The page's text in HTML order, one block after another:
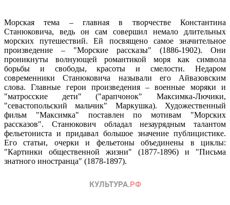
Морская тема – главная в творчестве Константина
Станюковича, ведь он сам совершил немало длительных
морских путешествий. Ей посвящено самое значительное
произведение – "Морские рассказы" (1886-1902). Они
проникнуты волнующей романтикой моря как символа
борьбы и свободы, красоты и смелости. Недаром
современники Станюковича называли его Айвазовским
слова. Главные герои произведения – военные моряки и
"матросские дети" ("арапчонок" Максимка-Лючики,
"севастопольский мальчик" Маркушка). Художественный
фильм "Максимка" поставлен по мотивам "Морских
рассказов". Станюкович обладал незаурядным талантом
фельетониста и придавал большое значение публицистике.
Его статьи, очерки и фельетоны объединены в циклы:
"Картинки общественной жизни" (1877-1896) и "Письма
знатного иностранца" (1878-1897).